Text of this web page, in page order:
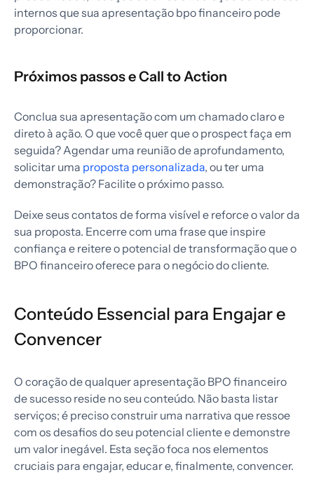
internos que sua apresentação bpo financeiro pode
proporcionar.
Próximos passos e Call to Action
Conclua sua apresentação com um chamado claro e
direto à ação. O que você quer que o prospect faça em
seguida? Agendar uma reunião de aprofundamento,
solicitar uma proposta personalizada, ou ter uma
demonstração? Facilite o próximo passo.
Deixe seus contatos de forma visível e reforce o valor da
sua proposta. Encerre com uma frase que inspire
confiança e reitere o potencial de transformação que o
BPO financeiro oferece para o negócio do cliente.
Conteúdo Essencial para Engajar e
Convencer
O coração de qualquer apresentação BPO financeiro
de sucesso reside no seu conteúdo. Não basta listar
serviços; é preciso construir uma narrativa que ressoe
com os desafios do seu potencial cliente e demonstre
um valor inegável. Esta seção foca nos elementos
cruciais para engajar, educar e, finalmente, convencer.